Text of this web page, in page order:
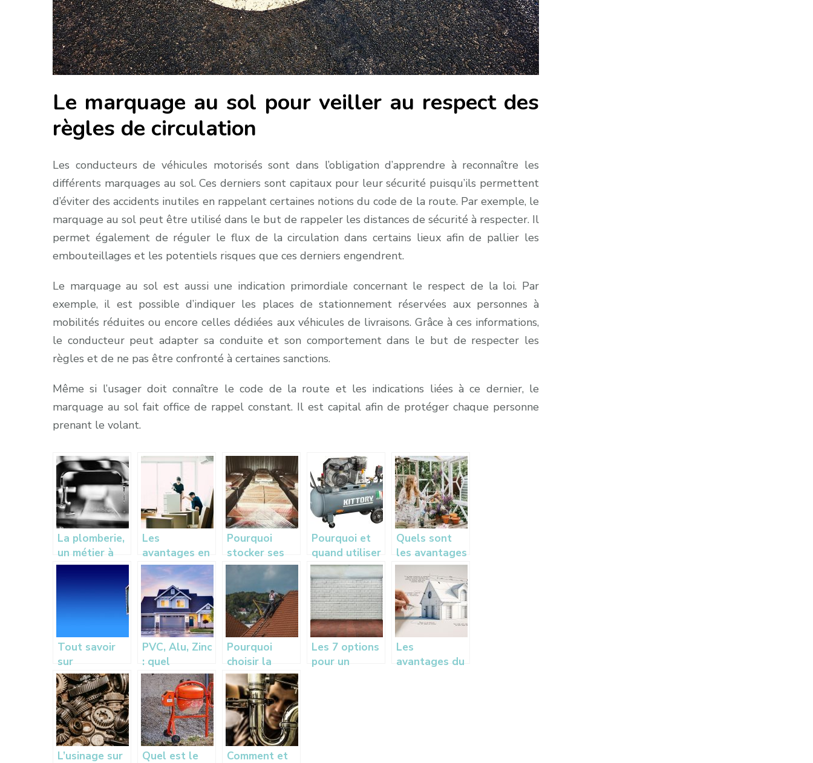
Le marquage au sol pour veiller au respect des
règles de circulation
Les conducteurs de véhicules motorisés sont dans l’obligation d’apprendre à reconnaître les
différents marquages au sol. Ces derniers sont capitaux pour leur sécurité puisqu’ils permettent
d’éviter des accidents inutiles en rappelant certaines notions du code de la route. Par exemple, le
marquage au sol peut être utilisé dans le but de rappeler les distances de sécurité à respecter. Il
permet également de réguler le flux de la circulation dans certains lieux afin de pallier les
embouteillages et les potentiels risques que ces derniers engendrent.
Le marquage au sol est aussi une indication primordiale concernant le respect de la loi. Par
exemple, il est possible d’indiquer les places de stationnement réservées aux personnes à
mobilités réduites ou encore celles dédiées aux véhicules de livraisons. Grâce à ces informations,
le conducteur peut adapter sa conduite et son comportement dans le but de respecter les
règles et de ne pas être confronté à certaines sanctions.
Même si l’usager doit connaître le code de la route et les indications liées à ce dernier, le
marquage au sol fait office de rappel constant. Il est capital afin de protéger chaque personne
prenant le volant.
La plomberie,
un métier à
col bleu qui
l’ampleur
Les
avantages en
faisant le
choix de faire
appel à un
déménageur
Pourquoi
stocker ses
meubles dans
un box de
stockage
pendant des
travaux à
votre domicile
?
Pourquoi et
quand utiliser
un
compresseur ?
Quels sont
les avantages
d’une veranda
Tout savoir
sur
l’installation
des miroirs de
circulation
PVC, Alu, Zinc
: quel
materiau pour
les gouttieres
?
Pourquoi
choisir la
solution de
l’ITE?
Les 7 options
pour un
Les
avantages du
L’usinage sur Quel est le Comment et